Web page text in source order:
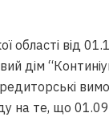
області від
дім
на те, що